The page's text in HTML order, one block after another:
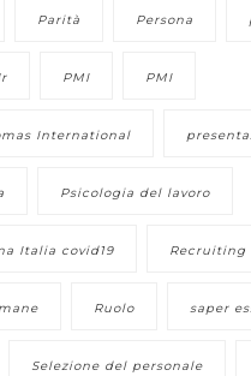
Parità Persona
PMI PMI
International
Psicologia del lavoro
Italia covid19 Recruiting
Ruolo saper
Selezione del personale